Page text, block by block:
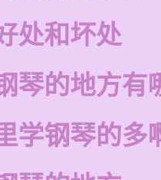
处和坏处
琴的地方有
学钢琴的多